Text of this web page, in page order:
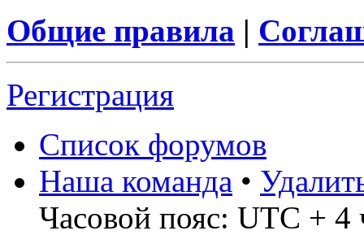
Общие правила |
Регистрация
Список форумов
Наша команда •
Часовой пояс: UTC + 4